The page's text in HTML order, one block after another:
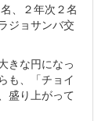
、２年次２名
ジョサンバ交
きな円になっ
も、「チョイ
盛り上がって